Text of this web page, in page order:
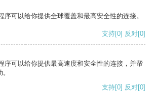
序可以给你提供全球覆盖和最高安全性的连接。
支持[0] 反对[0]
序可以给你提供最高速度和安全性的连接，并帮
支持[0] 反对[0]